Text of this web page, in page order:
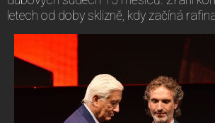
letech od doby sklizně, kdy začíná